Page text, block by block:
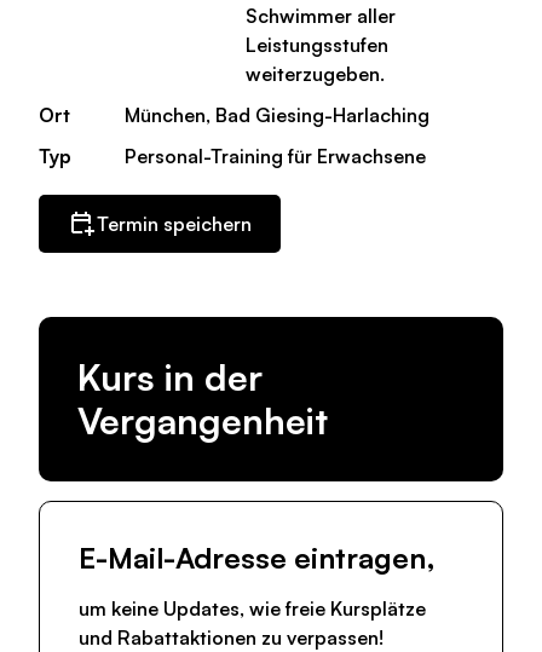
Schwimmer aller
Leistungsstufen
weiterzugeben.
Ort
München, Bad Giesing-Harlaching
Typ
Personal-Training für Erwachsene
Termin speichern
Kurs in der
Vergangenheit
E-Mail-Adresse eintragen,
um keine Updates, wie freie Kursplätze
und Rabattaktionen zu verpassen!